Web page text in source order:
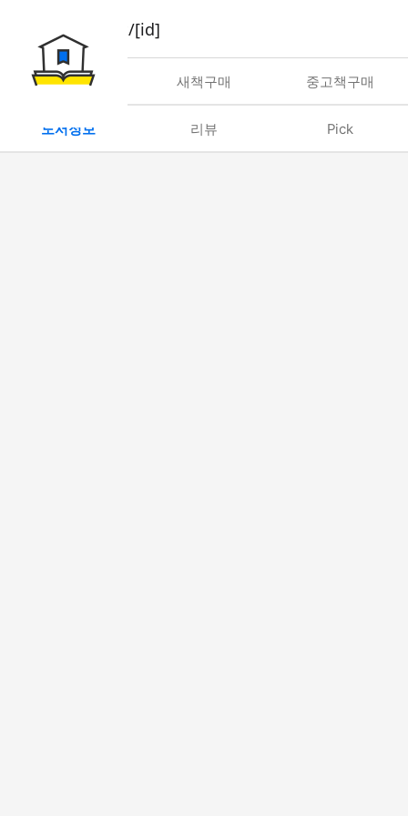
book/rent/[id]
대여 새책구매 중고책구매
도서정보 리뷰 Pick